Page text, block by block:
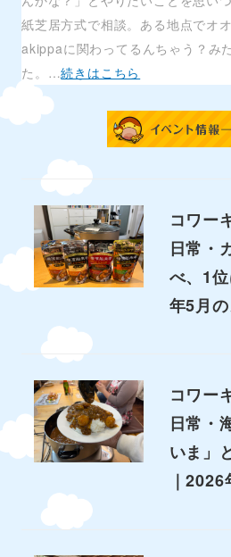
紙芝居方式で相談。ある地点でオ
akippaに関わってるんちゃう？み
た。…続きはこちら
コワー
日常・
べ、1
年5月
コワー
日常・
いま」
｜